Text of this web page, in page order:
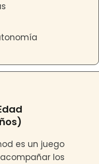
es un juego
los